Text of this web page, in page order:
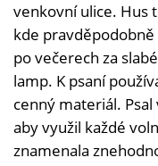
venkovní ulice. Hus
kde
po večerech za
lamp. K psaní
cenný materiál.
aby využil každé
znamenala